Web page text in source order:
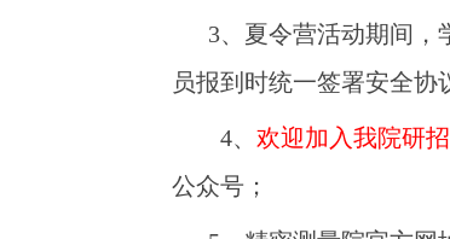
3、夏令营活动期间，
员报到时统一签署安全协
4、 欢迎加入我院研
公众号 ；